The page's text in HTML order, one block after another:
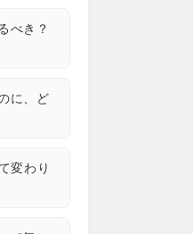
べき？
に、ど
変わり